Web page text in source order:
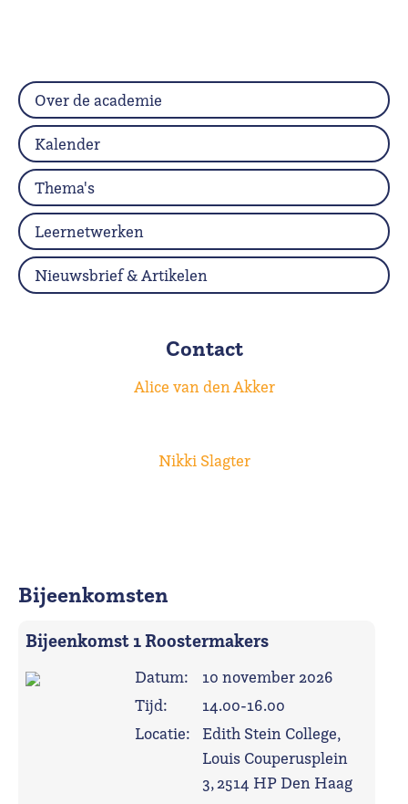
Bijeenkomsten
Bijeenkomst 1 Roostermakers
Datum:
10 november 2026
Tijd:
14.00-16.00
Locatie:
Edith Stein College,
Louis Couperusplein
3, 2514 HP Den Haag
Over de academie
Kalender
Thema's
Leernetwerken
Nieuwsbrief & Artikelen
Contact
Alice van den Akker
Nikki Slagter